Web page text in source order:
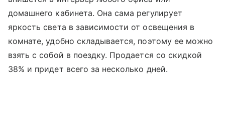
домашнего кабинета. Она сама регулирует
яркость света в зависимости от освещения в
комнате, удобно складывается, поэтому ее можно
взять с собой в поездку. Продается со скидкой
38% и придет всего за несколько дней.